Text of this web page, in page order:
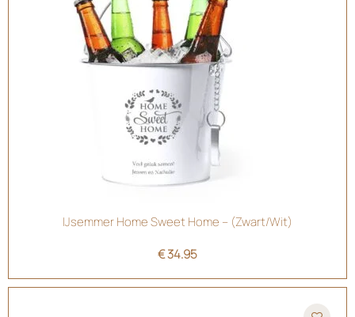
IJsemmer Home Sweet Home – (Zwart/Wit)
€34.95